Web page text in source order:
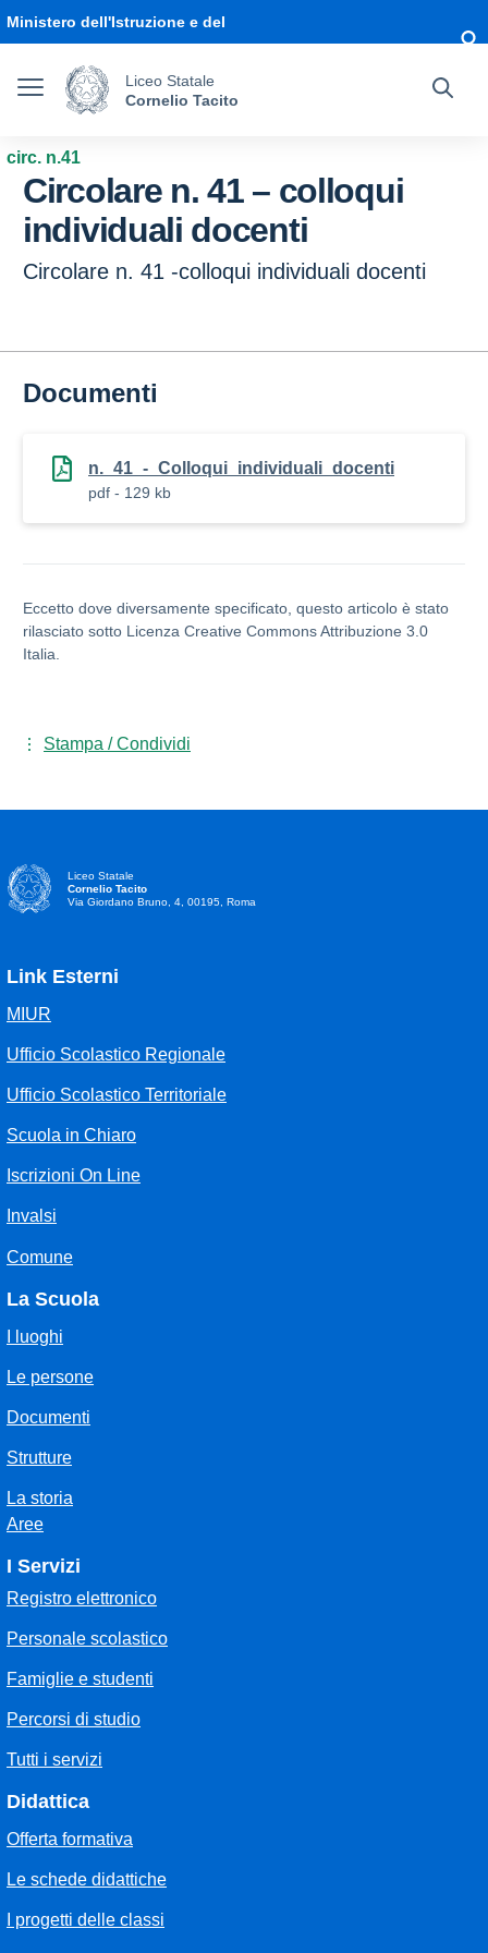
Ministero dell'Istruzione e del
Liceo Statale
Cornelio Tacito
circ. n.41
Circolare n. 41 – colloqui
individuali docenti
Circolare n. 41 -colloqui individuali docenti
Documenti
n._41_-_Colloqui_individuali_docenti
pdf - 129 kb
Eccetto dove diversamente specificato, questo articolo è stato
rilasciato sotto Licenza Creative Commons Attribuzione 3.0
Italia.
Stampa / Condividi
Liceo Statale
Cornelio Tacito
Via Giordano Bruno, 4, 00195, Roma
Link Esterni
MIUR
Ufficio Scolastico Regionale
Ufficio Scolastico Territoriale
Scuola in Chiaro
Iscrizioni On Line
Invalsi
Comune
La Scuola
I luoghi
Le persone
Documenti
Strutture
La storia
Aree
I Servizi
Registro elettronico
Personale scolastico
Famiglie e studenti
Percorsi di studio
Tutti i servizi
Didattica
Offerta formativa
Le schede didattiche
I progetti delle classi